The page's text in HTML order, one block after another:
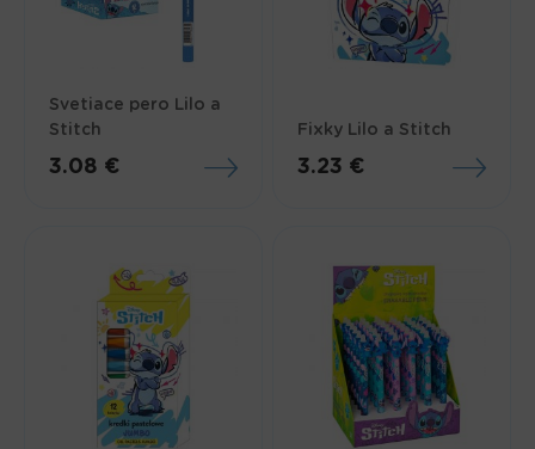
Svetiace pero Lilo a
Stitch
3.08 €
Fixky Lilo a Stitch
3.23 €